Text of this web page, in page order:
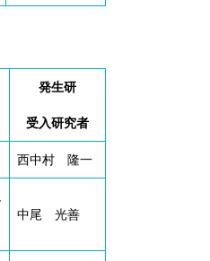
発生研
受入研究者
西中村 隆一
中尾 光善